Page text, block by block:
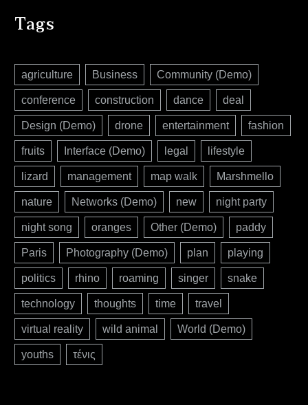
Tags
agriculture Business Community (Demo)
conference construction dance deal
Design (Demo) drone entertainment fashion
fruits Interface (Demo) legal lifestyle
lizard management map walk Marshmello
nature Networks (Demo) new night party
night song oranges Other (Demo) paddy
Paris Photography (Demo) plan playing
politics rhino roaming singer snake
technology thoughts time travel
virtual reality wild animal World (Demo)
youths τένις